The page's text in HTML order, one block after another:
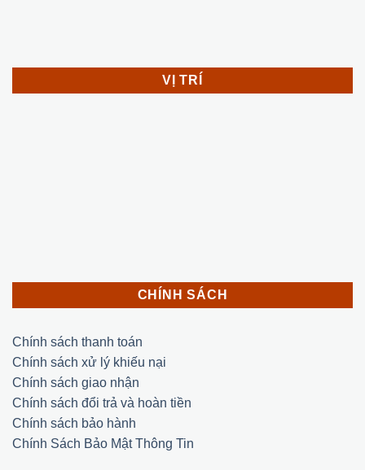
VỊ TRÍ
CHÍNH SÁCH
Chính sách thanh toán
Chính sách xử lý khiếu nại
Chính sách giao nhận
Chính sách đổi trả và hoàn tiền
Chính sách bảo hành
Chính Sách Bảo Mật Thông Tin